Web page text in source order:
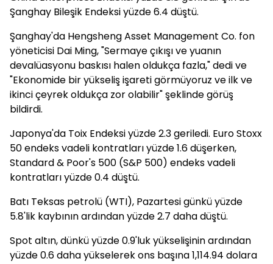
Şanghay Bileşik Endeksi yüzde 6.4 düştü.
Şanghay'da Hengsheng Asset Management Co. fon
yöneticisi Dai Ming, "Sermaye çıkışı ve yuanın
devalüasyonu baskısı halen oldukça fazla," dedi ve
"Ekonomide bir yükseliş işareti görmüyoruz ve ilk ve
ikinci çeyrek oldukça zor olabilir" şeklinde görüş
bildirdi.
Japonya'da Toix Endeksi yüzde 2.3 geriledi. Euro Stoxx
50 endeks vadeli kontratları yüzde 1.6 düşerken,
Standard & Poor's 500 (S&P 500) endeks vadeli
kontratları yüzde 0.4 düştü.
Batı Teksas petrolü (WTI), Pazartesi günkü yüzde
5.8'lik kaybının ardından yüzde 2.7 daha düştü.
Spot altın, dünkü yüzde 0.9'luk yükselişinin ardından
yüzde 0.6 daha yükselerek ons başına 1,114.94 dolara